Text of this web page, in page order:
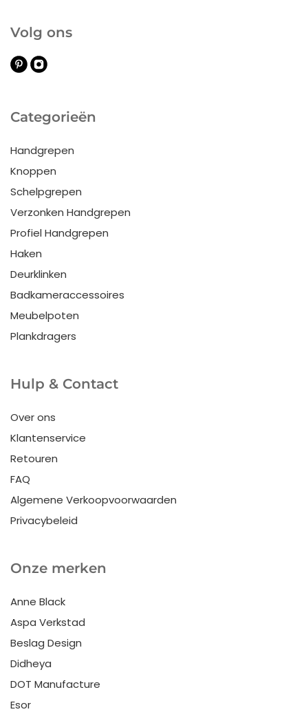
Categorieën
Handgrepen
Knoppen
Schelpgrepen
Verzonken Handgrepen
Profiel Handgrepen
Haken
Deurklinken
Badkameraccessoires
Meubelpoten
Plankdragers
Hulp & Contact
Over ons
Klantenservice
Retouren
FAQ
Algemene Verkoopvoorwaarden
Privacybeleid
Onze merken
Anne Black
Aspa Verkstad
Beslag Design
Didheya
DOT Manufacture
Esor
Volg ons